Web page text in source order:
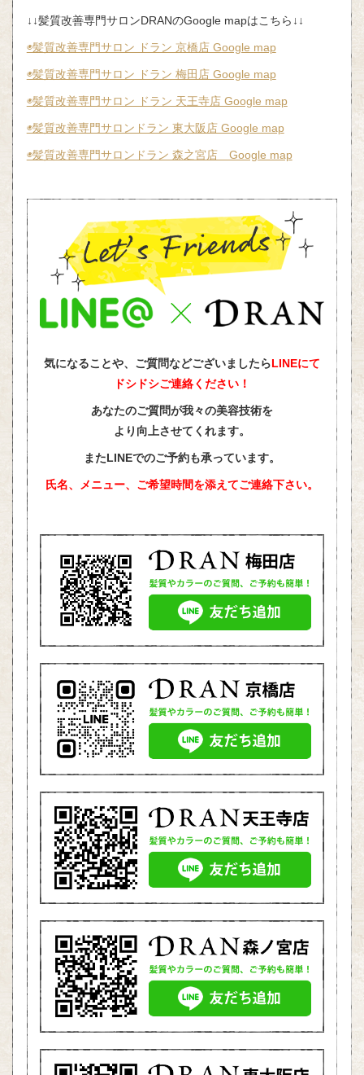
↓↓髪質改善専門サロンDRANのGoogle mapはこちら↓↓
◉髪質改善専門サロン ドラン 京橋店 Google map
◉髪質改善専門サロン ドラン 梅田店 Google map
◉髪質改善専門サロン ドラン 天王寺店 Google map
◉髪質改善専門サロンドラン 東大阪店 Google map
◉髪質改善専門サロンドラン 森之宮店 Google map
気になることや、ご質問などございましたら LINEにて
ドシドシご連絡ください！
あなたのご質問が我々の美容技術を
より向上させてくれます。
またLINEでのご予約も承っています。
氏名、メニュー、ご希望時間を添えてご連絡下さい。